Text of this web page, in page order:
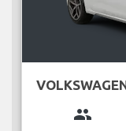
group